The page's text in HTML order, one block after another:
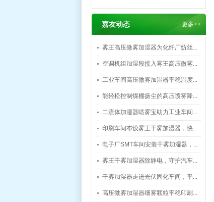
嘉友动态 更多>>
雾王高压微雾加湿器为化纤厂纺丝...
空调机组加湿段接入雾王高压微雾...
工业车间高压微雾加湿器平稳湿度...
能轻松控制煤棚扬尘的高压喷雾降...
二流体加湿器喷雾宝助力工业车间...
印刷车间布设雾王干雾加湿器，快...
电子厂SMT车间安装干雾加湿器，...
雾王干雾加湿器除静电，守护汽车...
干雾加湿器走进光伏固化车间，平...
高压微雾加湿器细雾颗粒平稳印刷...